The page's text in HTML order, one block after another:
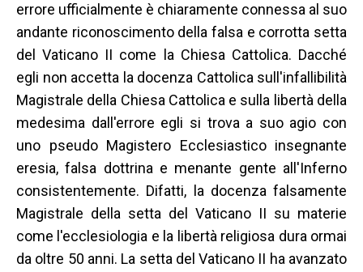
errore ufficialmente è chiaramente connessa al suo
andante riconoscimento della falsa e corrotta setta
del Vaticano II come la Chiesa Cattolica. Dacché
egli non accetta la docenza Cattolica sull'infallibilità
Magistrale della Chiesa Cattolica e sulla libertà della
medesima dall'errore egli si trova a suo agio con
uno pseudo Magistero Ecclesiastico insegnante
eresia, falsa dottrina e menante gente all'Inferno
consistentemente. Difatti, la docenza falsamente
Magistrale della setta del Vaticano II su materie
come l'ecclesiologia e la libertà religiosa dura ormai
da oltre 50 anni. La setta del Vaticano II ha avanzato